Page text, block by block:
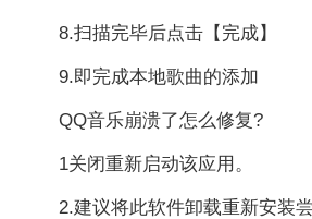
8.扫描完毕后点击【完成】
9.即完成本地歌曲的添加
QQ音乐崩溃了怎么修复?
1关闭重新启动该应用。
2.建议将此软件卸载重新安装尝